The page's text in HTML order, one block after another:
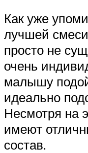
Как уже
лучшей
просто не
очень
малышу
идеально
Несмотря на
имеют
состав.